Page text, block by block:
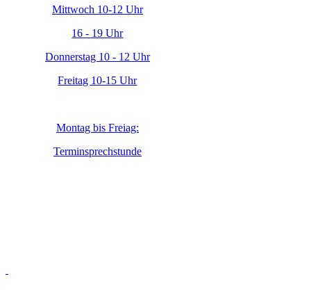
Mittwoch 10-12 Uhr
16 - 19 Uhr
Donnerstag 10 - 12 Uhr
Freitag 10-15 Uhr
Montag bis Freiag:
Terminsprechstunde